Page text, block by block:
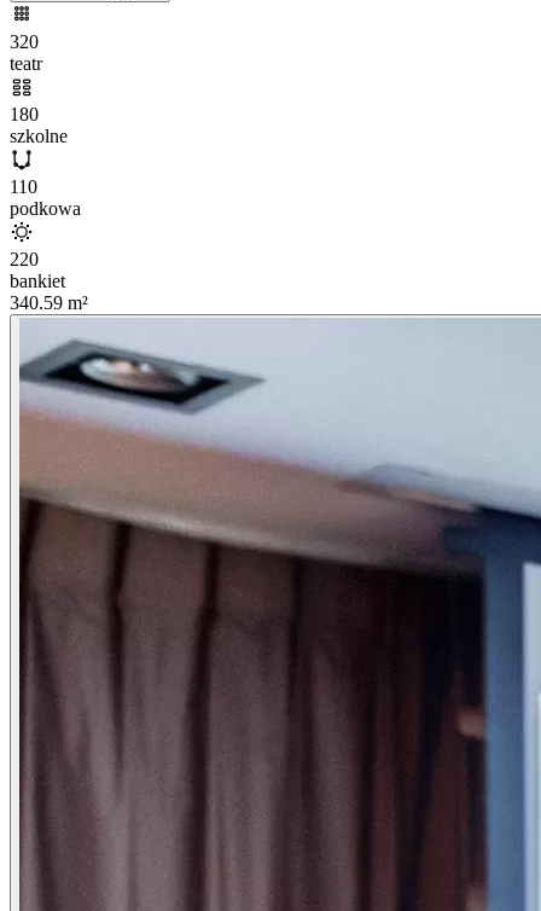
320
teatr
180
szkolne
110
podkowa
220
bankiet
340.59 m²